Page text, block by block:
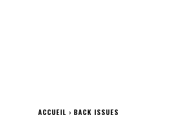
ACCUEIL BACK ISSUES